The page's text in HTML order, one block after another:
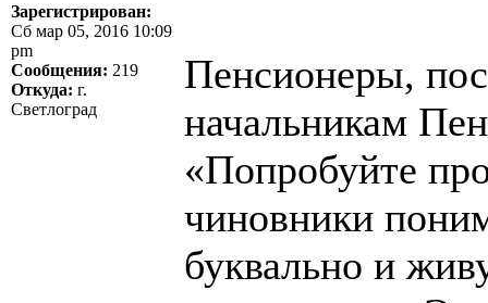
Зарегистрирован:
Сб мар 05, 2016 10:09
pm
Сообщения: 219
Откуда: г.
Светлоград
Пенсионеры,
начальникам
«Попробуйте
чиновники
буквально и